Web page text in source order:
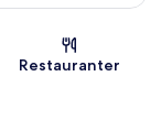
Restauranter